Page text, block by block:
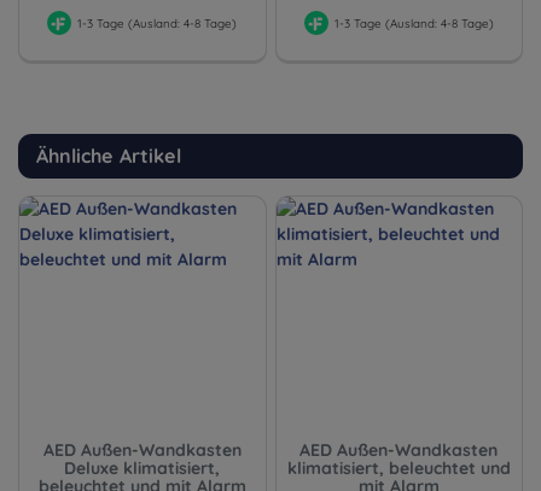
1-3 Tage (Ausland: 4-8 Tage) 1-3 Tage (Ausland: 4-8 Tage)
Ähnliche Artikel
AED Außen-Wandkasten
Deluxe klimatisiert,
beleuchtet und mit Alarm
AED Außen-Wandkasten
klimatisiert, beleuchtet und
mit Alarm